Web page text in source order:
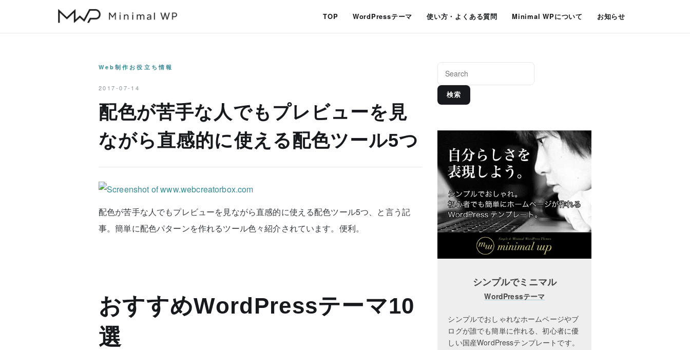
TOP WordPressテーマ 使い方・よくある質問 Minimal WPについて お知らせ
Web制作お役立ち情報
2017-07-14
配色が苦手な人でもプレビューを見
ながら直感的に使える配色ツール5つ
配色が苦手な人でもプレビューを見ながら直感的に使える配色ツール5つ、と言う記
事。簡単に配色パターンを作れるツール色々紹介されています。便利。
おすすめWordPressテーマ10
選
検索
シンプルでミニマル
WordPressテーマ
シンプルでおしゃれなホームページやブ
ログが誰でも簡単に作れる、初心者に優
しい国産WordPressテンプレートです。